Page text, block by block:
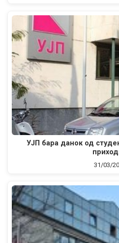
УЈП бара данок од
31/03/